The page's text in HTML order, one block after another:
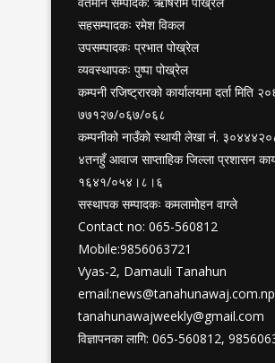
सहसम्पादकः रमेश विकल
उपसम्पादकः प्रभात पोख्रेल
व्यवस्थापकः पुष्पा पोख्रेल
कम्पनी रजिष्ट्रारको कार्यालयमा दर्ता मिति
७७१२७/०६७/०६८
कम्पनीको नाउँको स्थायी लेखा नं.
४तनहुँ आवाज साप्ताहिक जिल्ला प्रशासन
१६४१/०५४।८।६
सस्थापक सम्पादकः कमलामोहन वाग्ले
Contact no: 065-560812
Mobile:9856063721
Vyas-2, Damauli Tanahun
email:news@tanahunawaj.com.np
tanahunawajweekly@gmail.com
विज्ञापनका लागि: 065-560812,